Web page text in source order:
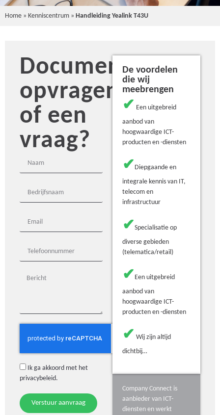
Home » Kenniscentrum » Handleiding Yealink T43U
Document
opvragen
of een
vraag?
Ik ga akkoord met het
privacybeleid.
Verstuur aanvraag
De voordelen
die wij
meebrengen
✔ Een uitgebreid
aanbod van
hoogwaardige ICT-
producten en -diensten
✔ Diepgaande en
integrale kennis van IT,
telecom en
infrastructuur
✔Specialisatie op
diverse gebieden
(telematica/retail)
✔ Een uitgebreid
aanbod van
hoogwaardige ICT-
producten en -diensten
✔ Wij zijn altijd
dichtbij…
Company Connect is
aanbieder van ICT-
diensten en werkt